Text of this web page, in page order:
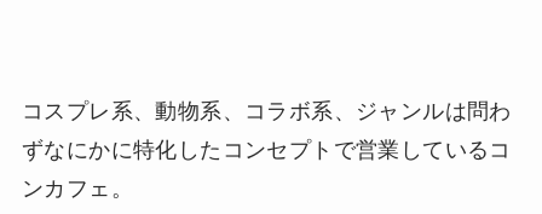
コスプレ系、動物系、コラボ系、ジャンルは問わ
ずなにかに特化したコンセプトで営業しているコ
ンカフェ。